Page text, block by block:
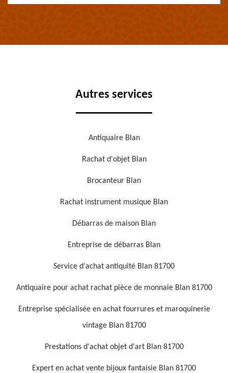
Autres services
Antiquaire Blan
Rachat d'objet Blan
Brocanteur Blan
Rachat instrument musique Blan
Débarras de maison Blan
Entreprise de débarras Blan
Service d'achat antiquité Blan 81700
Antiquaire pour achat rachat pièce de monnaie Blan 81700
Entreprise spécialisée en achat fourrures et maroquinerie
vintage Blan 81700
Prestations d'achat objet d'art Blan 81700
Expert en achat vente bijoux fantaisie Blan 81700